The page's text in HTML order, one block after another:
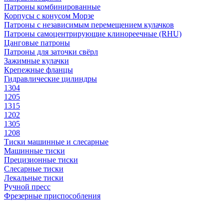
Патроны комбинированные
Корпусы с конусом Морзе
Патроны с независимым перемещением кулачков
Патроны самоцентрирующие клинореечные (RHU)
Цанговые патроны
Патроны для заточки свёрл
Зажимные кулачки
Крепежные фланцы
Гидравлические цилиндры
1304
1205
1315
1202
1305
1208
Тиски машинные и слесарные
Машинные тиски
Прецизионные тиски
Слесарные тиски
Лекальные тиски
Ручной пресс
Фрезерные приспособления